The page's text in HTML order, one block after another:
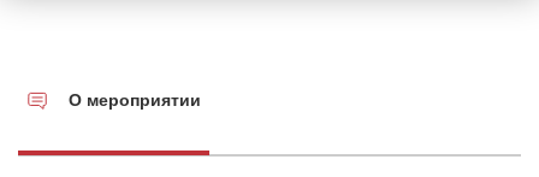
О мероприятии